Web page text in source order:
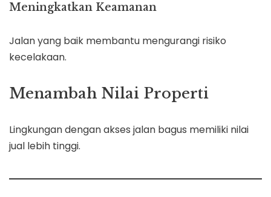
Meningkatkan Keamanan
Jalan yang baik membantu mengurangi risiko
kecelakaan.
Menambah Nilai Properti
Lingkungan dengan akses jalan bagus memiliki nilai
jual lebih tinggi.